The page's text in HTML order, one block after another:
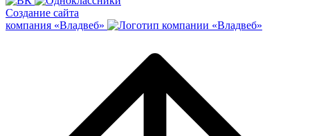
Создание сайта
компания «Владвеб»